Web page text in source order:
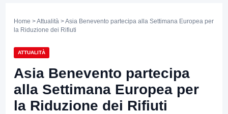
Home >Attualità > Asia Benevento partecipa alla Settimana Europea per
la Riduzione dei Rifiuti
ATTUALITÀ
Asia Benevento partecipa
alla Settimana Europea per
la Riduzione dei Rifiuti